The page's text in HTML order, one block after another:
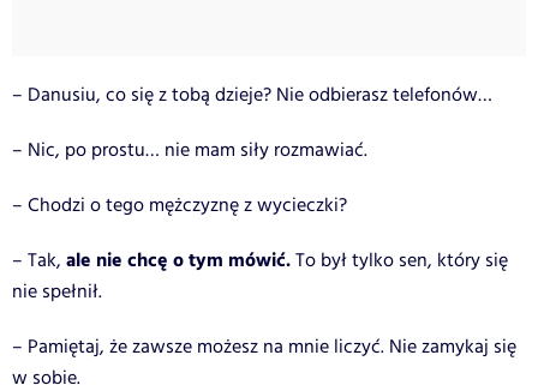
– Danusiu, co się z tobą dzieje? Nie odbierasz telefonów…
– Nic, po prostu… nie mam siły rozmawiać.
– Chodzi o tego mężczyznę z wycieczki?
– Tak, ale nie chcę o tym mówić.To był tylko sen, który się
nie spełnił.
– Pamiętaj, że zawsze możesz na mnie liczyć. Nie zamykaj się
w sobie.